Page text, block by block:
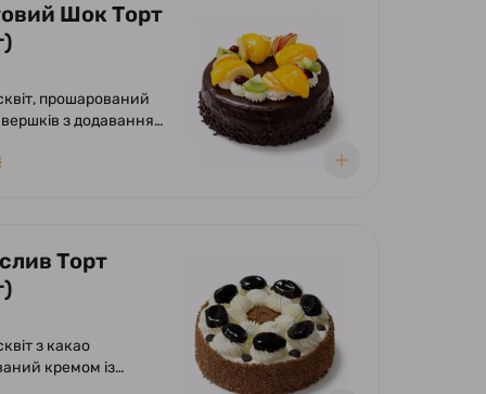
Шок Торт
прошарований
з додаванням
глазур'ю та асорті
Торт
з какао
кремом із